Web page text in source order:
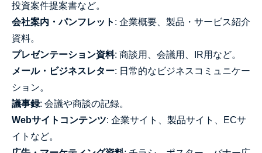
投資案件提案書など。
会社案内・パンフレット : 企業概要、製品・サービス紹介
資料。
プレゼンテーション資料: 商談用、会議用、IR用など。
メール・ビジネスレター: 日常的なビジネスコミュニケー
ション。
議事録: 会議や商談の記録。
Webサイトコンテンツ: 企業サイト、製品サイト、ECサ
イトなど。